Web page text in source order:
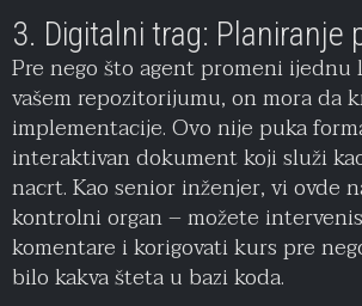
3. Digitalni trag: Planiranje
Pre nego što agent promeni
vašem repozitorijumu, on mora da
implementacije. Ovo nije puka
interaktivan dokument koji služi
nacrt. Kao senior inženjer, vi ovde
kontrolni organ – možete
komentare i korigovati kurs pre
bilo kakva šteta u bazi koda.